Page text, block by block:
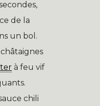
de la
un bol.
à feu vif
chili